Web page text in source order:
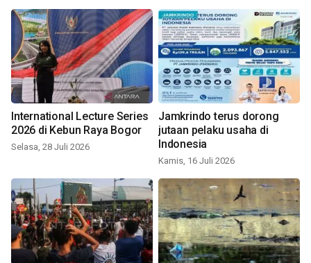
International Lecture Series
2026 di Kebun Raya Bogor
Selasa, 28 Juli 2026
Jamkrindo terus dorong
jutaan pelaku usaha di
Indonesia
Kamis, 16 Juli 2026